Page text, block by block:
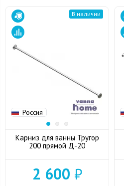
Россия
В наличии
Карниз для ванны Тругор
200 прямой Д-20
2 600 ₽